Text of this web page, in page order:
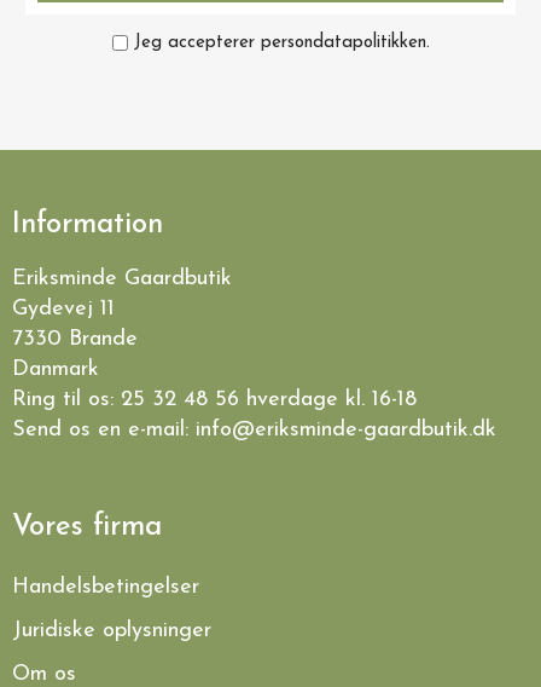
Jeg accepterer persondatapolitikken.
Information
Eriksminde Gaardbutik
Gydevej 11
7330 Brande
Danmark
Ring til os: 25 32 48 56 hverdage kl. 16-18
Send os en e-mail: info@eriksminde-gaardbutik.dk
Vores firma
Handelsbetingelser
Juridiske oplysninger
Om os